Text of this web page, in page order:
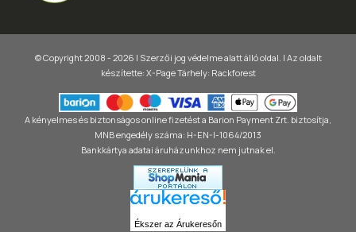
© Copyright 2008 - 2026 | Szerzői jog védelme alatt álló oldal. | Az oldalt
készítette: X-PageTárhely: Rackforest
A kényelmes és biztonságos online fizetést a Barion Payment Zrt. biztosítja,
MNB engedély száma: H-EN-I-1064/2013
Bankkártya adatai áruházunkhoz nem jutnak el.
Ékszer az Árukeresőn